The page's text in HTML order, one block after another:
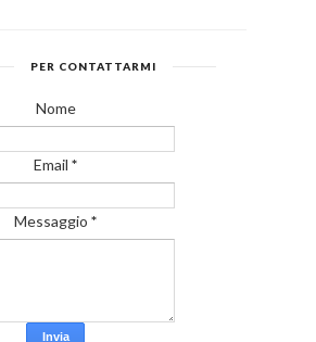
PER CONTATTARMI
Nome
Email *
Messaggio *